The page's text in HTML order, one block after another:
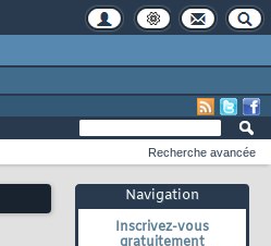
Recherche avancée
Navigation
Inscrivez-vous